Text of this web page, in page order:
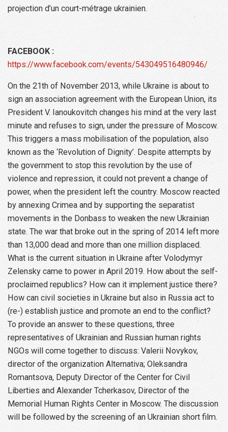
projection d’un court-métrage ukrainien.
FACEBOOK :
https://www.facebook.com/events/543049516480946/
On the 21th of November 2013, while Ukraine is about to
sign an association agreement with the European Union, its
President V. Ianoukovitch changes his mind at the very last
minute and refuses to sign, under the pressure of Moscow.
This triggers a mass mobilisation of the population, also
known as the ‘Revolution of Dignity’. Despite attempts by
the government to stop this revolution by the use of
violence and repression, it could not prevent a change of
power, when the president left the country. Moscow reacted
by annexing Crimea and by supporting the separatist
movements in the Donbass to weaken the new Ukrainian
state. The war that broke out in the spring of 2014 left more
than 13,000 dead and more than one million displaced.
What is the current situation in Ukraine after Volodymyr
Zelensky came to power in April 2019. How about the self-
proclaimed republics? How can it implement justice there?
How can civil societies in Ukraine but also in Russia act to
(re-) establish justice and promote an end to the conflict?
To provide an answer to these questions, three
representatives of Ukrainian and Russian human rights
NGOs will come together to discuss: Valerii Novykov,
director of the organization Alternativa; Oleksandra
Romantsova, Deputy Director of the Center for Civil
Liberties and Alexander Tcherkasov, Director of the
Memorial Human Rights Center in Moscow. The discussion
will be followed by the screening of an Ukrainian short film.